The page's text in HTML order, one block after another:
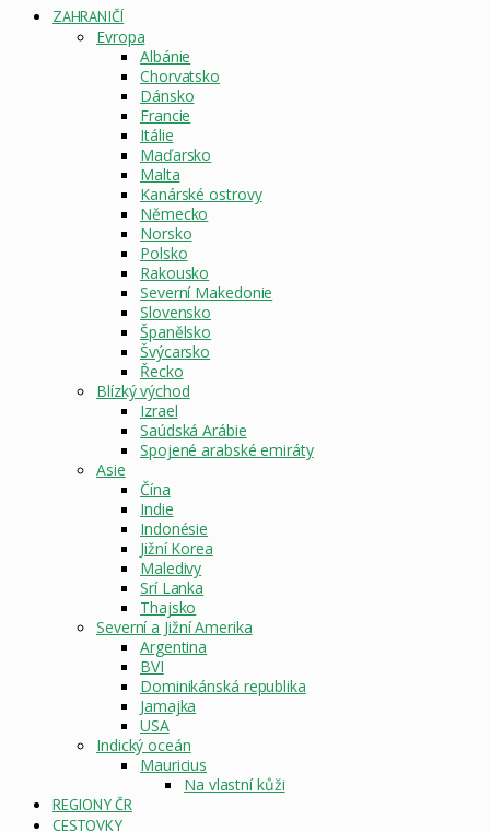
STRÁNKA
ZAHRANIČÍ
Evropa
Albánie
Chorvatsko
Dánsko
Francie
Itálie
Maďarsko
Malta
Kanárské ostrovy
Německo
Norsko
Polsko
Rakousko
Severní Makedonie
Slovensko
Španělsko
Švýcarsko
Řecko
Blízký východ
Izrael
Saúdská Arábie
Spojené arabské emiráty
Asie
Čína
Indie
Indonésie
Jižní Korea
Maledivy
Srí Lanka
Thajsko
Severní a Jižní Amerika
Argentina
BVI
Dominikánská republika
Jamajka
USA
Indický oceán
Mauricius
Na vlastní kůži
REGIONY ČR
CESTOVKY